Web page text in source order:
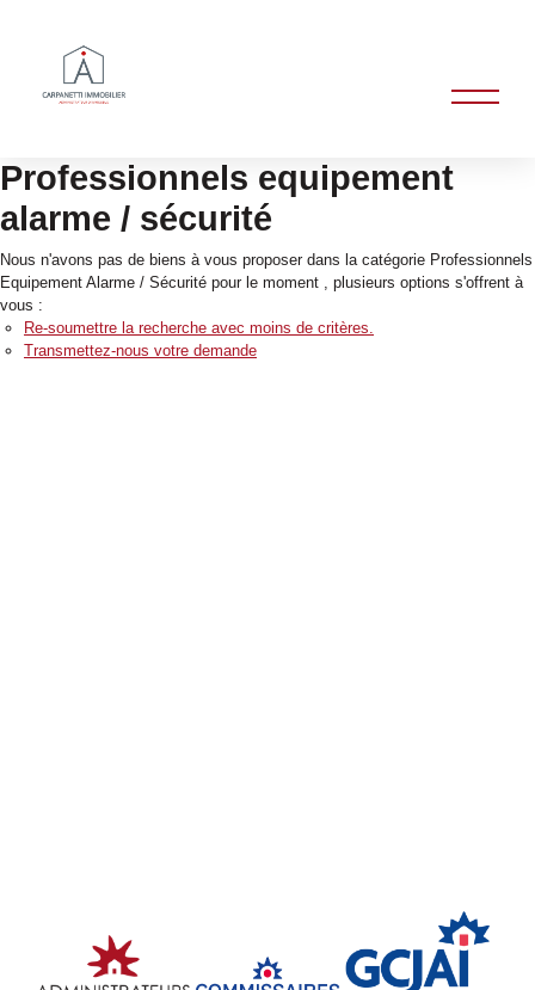
Professionnels equipement
alarme / sécurité
Nous n'avons pas de biens à vous proposer dans la catégorie Professionnels
Equipement Alarme / Sécurité pour le moment , plusieurs options s'offrent à
vous :
Re-soumettre la recherche avec moins de critères.
Transmettez-nous votre demande